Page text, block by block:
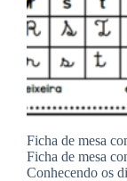
Ficha de mesa
Ficha de mesa
Conhecendo os